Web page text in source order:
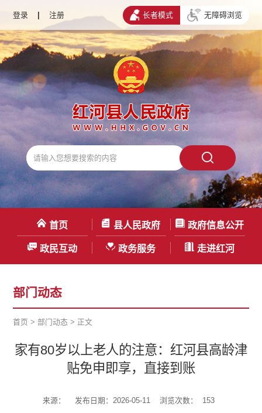
登录 | 注册 长者模式 无障碍浏览
首页 县人民政府 政府信息公开
政民互动 政务服务 走进红河
部门动态
首页 >部门动态 > 正文
家有80岁以上老人的注意：红河县高龄津
贴免申即享，直接到账
来源： 发布日期：2026-05-11 浏览次数： 153